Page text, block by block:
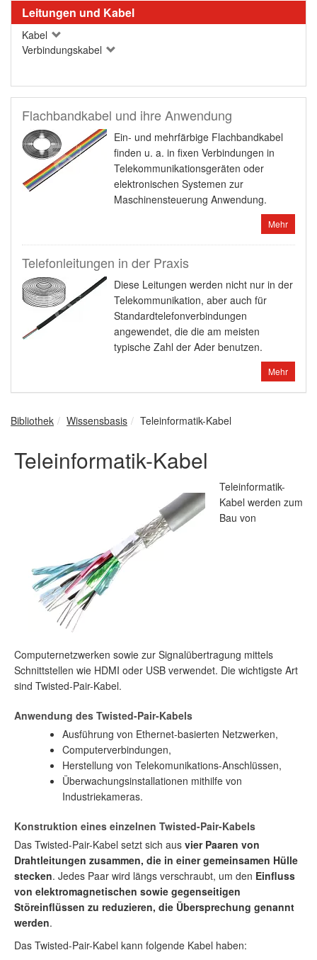
Leitungen und Kabel
Kabel
Verbindungskabel
Flachbandkabel und ihre Anwendung
Ein- und mehrfärbige Flachbandkabel
finden u. a. in fixen Verbindungen in
Telekommunikationsgeräten oder
elektronischen Systemen zur
Maschinensteuerung Anwendung.
Mehr
Telefonleitungen in der Praxis
Diese Leitungen werden nicht nur in der
Telekommunikation, aber auch für
Standardtelefonverbindungen
angewendet, die die am meisten
typische Zahl der Ader benutzen.
Mehr
Bibliothek Wissensbasis Teleinformatik-Kabel
Teleinformatik-Kabel
Teleinformatik-
Kabel werden zum
Bau von
Computernetzwerken sowie zur Signalübertragung mittels
Schnittstellen wie HDMI oder USB verwendet. Die wichtigste Art
sind Twisted-Pair-Kabel.
Anwendung des Twisted-Pair-Kabels
Ausführung von Ethernet-basierten Netzwerken,
Computerverbindungen,
Herstellung von Telekomunikations-Anschlüssen,
Überwachungsinstallationen mithilfe von
Industriekameras.
Konstruktion eines einzelnen Twisted-Pair-Kabels
Das Twisted-Pair-Kabel setzt sich aus vier Paaren von
Drahtleitungen zusammen, die in einer gemeinsamen Hülle
stecken. Jedes Paar wird längs verschraubt, um den Einfluss
von elektromagnetischen sowie gegenseitigen
Störeinflüssen zu reduzieren, die Übersprechung genannt
werden.
Das Twisted-Pair-Kabel kann folgende Kabel haben: